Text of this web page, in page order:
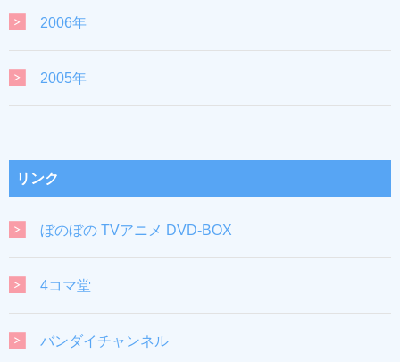
2006年
2005年
リンク
ぼのぼの TVアニメ DVD-BOX
4コマ堂
バンダイチャンネル